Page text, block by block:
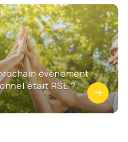
événement
était RSE ?